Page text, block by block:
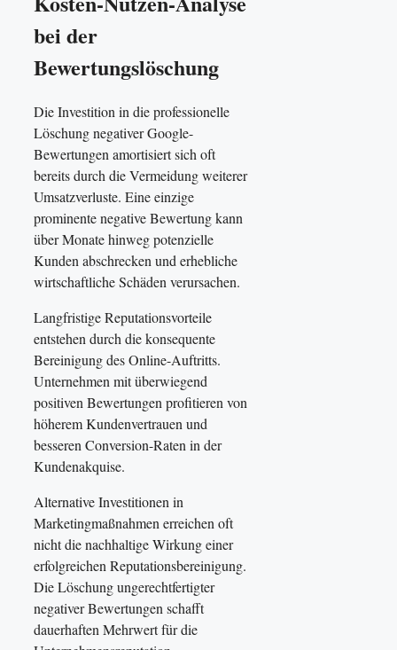
bei der
Bewertungslöschung
Die Investition in die professionelle
Löschung negativer Google-
Bewertungen amortisiert sich oft
bereits durch die Vermeidung weiterer
Umsatzverluste. Eine einzige
prominente negative Bewertung kann
über Monate hinweg potenzielle
Kunden abschrecken und erhebliche
wirtschaftliche Schäden verursachen.
Langfristige Reputationsvorteile
entstehen durch die konsequente
Bereinigung des Online-Auftritts.
Unternehmen mit überwiegend
positiven Bewertungen profitieren von
höherem Kundenvertrauen und
besseren Conversion-Raten in der
Kundenakquise.
Alternative Investitionen in
Marketingmaßnahmen erreichen oft
nicht die nachhaltige Wirkung einer
erfolgreichen Reputationsbereinigung.
Die Löschung ungerechtfertigter
negativer Bewertungen schafft
dauerhaften Mehrwert für die